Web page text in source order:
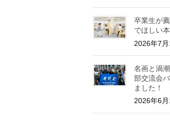
卒業生が
でほしい
2026年7月
名画と渦
部交流会
ました！
2026年6月